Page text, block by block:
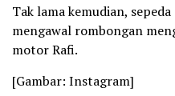
Tak lama kemudian,
mengawal rombongan
motor Rafi.
[Gambar: Instagram]